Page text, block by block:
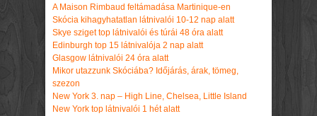
A Maison Rimbaud feltámadása Martinique-en
Skócia kihagyhatatlan látnivalói 10-12 nap alatt
Skye sziget top látnivalói és túrái 48 óra alatt
Edinburgh top 15 látnivalója 2 nap alatt
Glasgow látnivalói 24 óra alatt
Mikor utazzunk Skóciába? Időjárás, árak, tömeg,
szezon
New York 3. nap – High Line, Chelsea, Little Island
New York top látnivalói 1 hét alatt